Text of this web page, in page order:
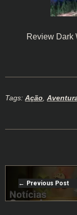
Review Dark
Tags: Ação,
Previous Post